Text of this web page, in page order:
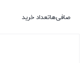
صافی‌هاتعداد خرید